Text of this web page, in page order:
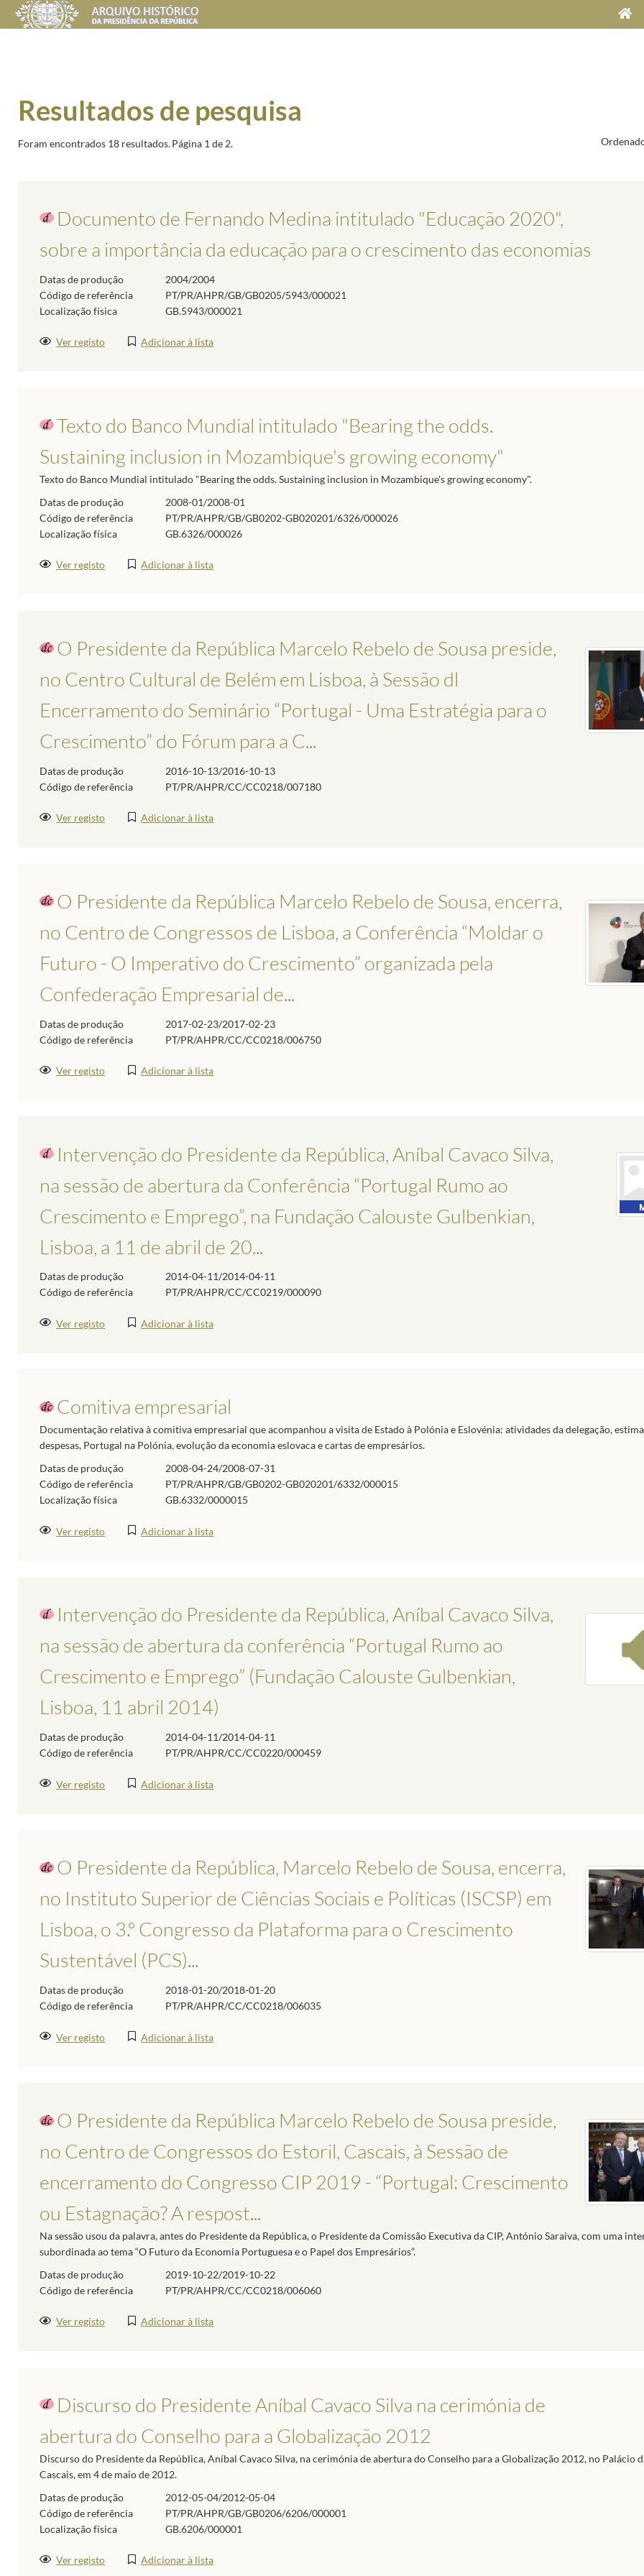
Resultados de pesquisa
Foram encontrados 18 resultados.Página 1 de 2.
Documento de Fernando Medina intitulado "Educação 2020",
sobre a importância da educação para o crescimento das economias
Datas de produção
2004/2004
Código de referência
PT/PR/AHPR/GB/GB0205/5943/000021
Localização física
GB.5943/000021
Ver registo Adicionar à lista
Texto do Banco Mundial intitulado "Bearing the odds.
Sustaining inclusion in Mozambique's growing economy"
Texto do Banco Mundial intitulado "Bearing the odds. Sustaining inclusion in Mozambique's growing economy".
Datas de produção
2008-01/2008-01
Código de referência
PT/PR/AHPR/GB/GB0202-GB020201/6326/000026
Localização física
GB.6326/000026
Ver registo Adicionar à lista
O Presidente da República Marcelo Rebelo de Sousa preside,
no Centro Cultural de Belém em Lisboa, à Sessão dl
Encerramento do Seminário “Portugal - Uma Estratégia para o
Crescimento” do Fórum para a C...
Datas de produção
2016-10-13/2016-10-13
Código de referência
PT/PR/AHPR/CC/CC0218/007180
Ver registo Adicionar à lista
O Presidente da República Marcelo Rebelo de Sousa, encerra,
no Centro de Congressos de Lisboa, a Conferência “Moldar o
Futuro - O Imperativo do Crescimento” organizada pela
Confederação Empresarial de...
Datas de produção
2017-02-23/2017-02-23
Código de referência
PT/PR/AHPR/CC/CC0218/006750
Ver registo Adicionar à lista
Intervenção do Presidente da República, Aníbal Cavaco Silva,
na sessão de abertura da Conferência “Portugal Rumo ao
Crescimento e Emprego”, na Fundação Calouste Gulbenkian,
Lisboa, a 11 de abril de 20...
Datas de produção
2014-04-11/2014-04-11
Código de referência
PT/PR/AHPR/CC/CC0219/000090
Ver registo Adicionar à lista
Comitiva empresarial
Documentação relativa à comitiva empresarial que acompanhou a visita de Estado à Polónia e Eslovénia: atividades da delegação,
despesas, Portugal na Polónia, evolução da economia eslovaca e cartas de empresários.
Datas de produção
2008-04-24/2008-07-31
Código de referência
PT/PR/AHPR/GB/GB0202-GB020201/6332/000015
Localização física
GB.6332/0000015
Ver registo Adicionar à lista
Intervenção do Presidente da República, Aníbal Cavaco Silva,
na sessão de abertura da conferência “Portugal Rumo ao
Crescimento e Emprego” (Fundação Calouste Gulbenkian,
Lisboa, 11 abril 2014)
Datas de produção
2014-04-11/2014-04-11
Código de referência
PT/PR/AHPR/CC/CC0220/000459
Ver registo Adicionar à lista
O Presidente da República, Marcelo Rebelo de Sousa, encerra,
no Instituto Superior de Ciências Sociais e Políticas (ISCSP) em
Lisboa, o 3.º Congresso da Plataforma para o Crescimento
Sustentável (PCS)...
Datas de produção
2018-01-20/2018-01-20
Código de referência
PT/PR/AHPR/CC/CC0218/006035
Ver registo Adicionar à lista
O Presidente da República Marcelo Rebelo de Sousa preside,
no Centro de Congressos do Estoril, Cascais, à Sessão de
encerramento do Congresso CIP 2019 - “Portugal: Crescimento
ou Estagnação? A respost...
Na sessão usou da palavra, antes do Presidente da República, o Presidente da Comissão Executiva da CIP, António Saraiva, com uma
subordinada ao tema “O Futuro da Economia Portuguesa e o Papel dos Empresários”.
Datas de produção
2019-10-22/2019-10-22
Código de referência
PT/PR/AHPR/CC/CC0218/006060
Ver registo Adicionar à lista
Discurso do Presidente Aníbal Cavaco Silva na cerimónia de
abertura do Conselho para a Globalização 2012
Discurso do Presidente da República, Aníbal Cavaco Silva, na cerimónia de abertura do Conselho para a Globalização 2012, no Palácio
Cascais, em 4 de maio de 2012.
Datas de produção
2012-05-04/2012-05-04
Código de referência
PT/PR/AHPR/GB/GB0206/6206/000001
Localização física
GB.6206/000001
Ver registo Adicionar à lista